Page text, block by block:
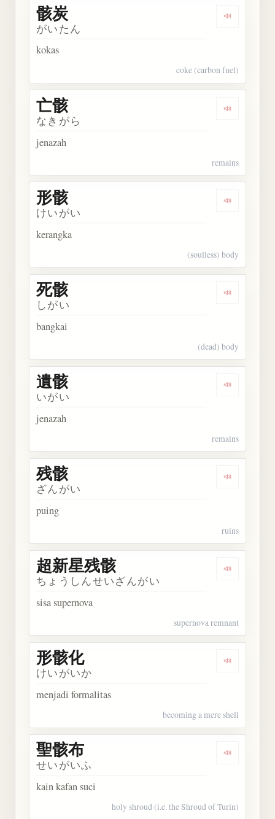
Dengarkan
骸炭
がいたん
kokas
coke (carbon fuel)
Dengarkan
亡骸
なきがら
jenazah
remains
Dengarkan
形骸
けいがい
kerangka
(soulless) body
Dengarkan
死骸
しがい
bangkai
(dead) body
Dengarkan
遺骸
いがい
jenazah
remains
Dengarkan
残骸
ざんがい
puing
ruins
Dengarkan
超新星残骸
ちょうしんせいざんがい
sisa supernova
supernova remnant
Dengarkan
形骸化
けいがいか
menjadi formalitas
becoming a mere shell
Dengarkan
聖骸布
せいがいふ
kain kafan suci
holy shroud (i.e. the Shroud of Turin)